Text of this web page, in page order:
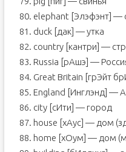
80. elephant [Элэфэнт] —
81. duck [дак] — утка
82. country [кантри] —
83. Russia [рАшэ] —
84. Great Britain [грЭйт
85. England [Инглэнд] —
86. city [сИти] — город
87. house [хАус] — дом
88. home [хОум] — дом